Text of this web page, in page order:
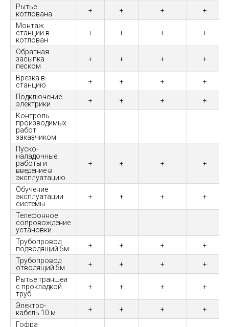
Рытье
котлована
+ + +
+
Монтаж
станции в
котлован
+ + + +
Обратная
засыпка
песком
+ + + +
Врезка в
станцию
+ + +
+
Подключение
электрики
+ + +
+
Контроль
производимых
работ
заказчиком
Пуско-
наладочные
работы и
введение в
эксплуатацию
+ + + +
Обучение
эксплуатации
системы
+ + + +
Телефонное
сопровождение
установки
Трубопровод
подводящий 5м
+ + +
+
Трубопровод
отводящий 5м
+ + +
+
Рытье траншеи
с прокладкой
труб
+ + + +
Электро-
кабель 10 м
+ + +
+
Гофра